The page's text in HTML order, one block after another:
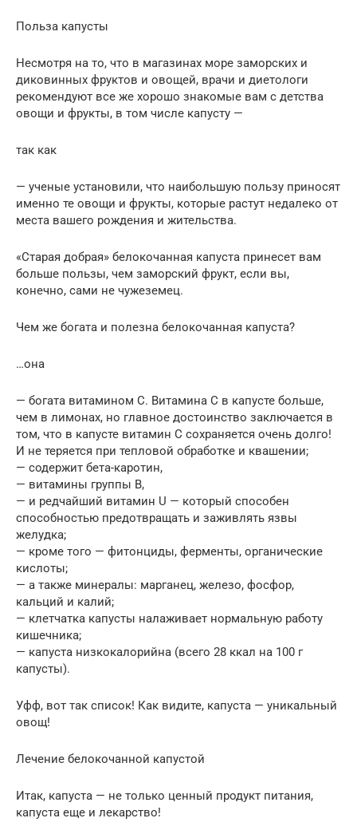
Польза капусты
Несмотря на то, что в магазинах море заморских и
диковинных фруктов и овощей, врачи и диетологи
рекомендуют все же хорошо знакомые вам с детства
овощи и фрукты, в том числе капусту —
так как
— ученые установили, что наибольшую пользу приносят
именно те овощи и фрукты, которые растут недалеко от
места вашего рождения и жительства.
«Старая добрая» белокочанная капуста принесет вам
больше пользы, чем заморский фрукт, если вы,
конечно, сами не чужеземец.
Чем же богата и полезна белокочанная капуста?
…она
— богата витамином С. Витаминa С в капусте больше,
чем в лимонах, но главное достоинство заключается в
том, что в капусте витамин С сохраняется очень долго!
И не теряется при тепловой обработке и квашении;
— содержит бета-каротин,
— витамины группы В,
— и редчайший витамин U — который способен
способностью предотвращать и заживлять язвы
желудка;
— кроме того — фитонциды, ферменты, органические
кислоты;
— а также минералы: марганец, железо, фосфор,
кальций и калий;
— клетчатка капусты налаживает нормальную работу
кишечника;
— капуста низкокалорийна (всего 28 ккал на 100 г
капусты).
Уфф, вот так список! Как видите, капуста — уникальный
овощ!
Лечение белокочанной капустой
Итак, капуста — не только ценный продукт питания,
капуста еще и лекарство!